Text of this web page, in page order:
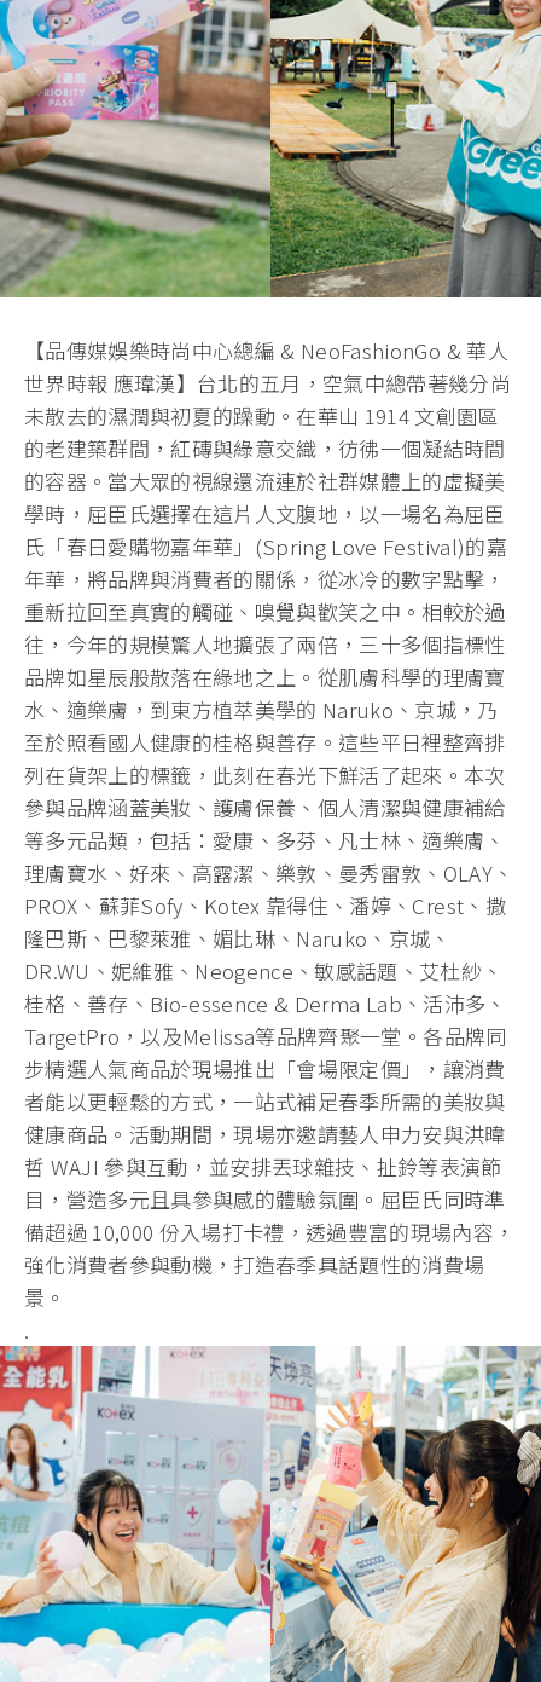
【品傳媒娛樂時尚中心總編 & NeoFashionGo & 華人
世界時報 應瑋漢】台北的五月，空氣中總帶著幾分尚
未散去的濕潤與初夏的躁動。在華山 1914 文創園區
的老建築群間，紅磚與綠意交織，彷彿一個凝結時間
的容器。當大眾的視線還流連於社群媒體上的虛擬美
學時，屈臣氏選擇在這片人文腹地，以一場名為屈臣
氏「春日愛購物嘉年華」(Spring Love Festival)的嘉
年華，將品牌與消費者的關係，從冰冷的數字點擊，
重新拉回至真實的觸碰、嗅覺與歡笑之中。相較於過
往，今年的規模驚人地擴張了兩倍，三十多個指標性
品牌如星辰般散落在綠地之上。從肌膚科學的理膚寶
水、適樂膚，到東方植萃美學的 Naruko、京城，乃
至於照看國人健康的桂格與善存。這些平日裡整齊排
列在貨架上的標籤，此刻在春光下鮮活了起來。本次
參與品牌涵蓋美妝、護膚保養、個人清潔與健康補給
等多元品類，包括：愛康、多芬、凡士林、適樂膚、
理膚寶水、好來、高露潔、樂敦、曼秀雷敦、OLAY、
PROX、蘇菲Sofy、Kotex 靠得住、潘婷、Crest、撒
隆巴斯、巴黎萊雅、媚比琳、Naruko、京城、
DR.WU、妮維雅、Neogence、敏感話題、艾杜紗、
桂格、善存、Bio-essence & Derma Lab、活沛多、
TargetPro，以及Melissa等品牌齊聚一堂。各品牌同
步精選人氣商品於現場推出「會場限定價」，讓消費
者能以更輕鬆的方式，一站式補足春季所需的美妝與
健康商品。活動期間，現場亦邀請藝人申力安與洪暐
哲 WAJI 參與互動，並安排丟球雜技、扯鈴等表演節
目，營造多元且具參與感的體驗氛圍。屈臣氏同時準
備超過 10,000 份入場打卡禮，透過豐富的現場內容，
強化消費者參與動機，打造春季具話題性的消費場
景。
.